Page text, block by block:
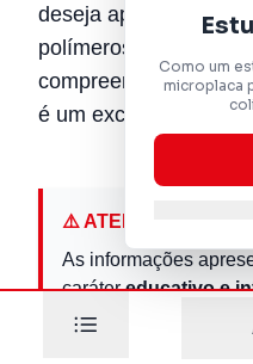
Como um
microplaca
deseja aprofundar
polímeros funcionais
compreender os
é um excelente ponto
⚠️ ATENÇÃO
As informações
carátereducativo e
de ampliar o